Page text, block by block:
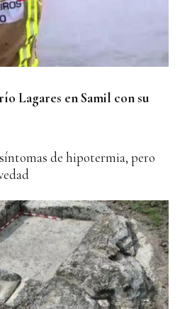
Lagares en Samil con su
de hipotermia, pero